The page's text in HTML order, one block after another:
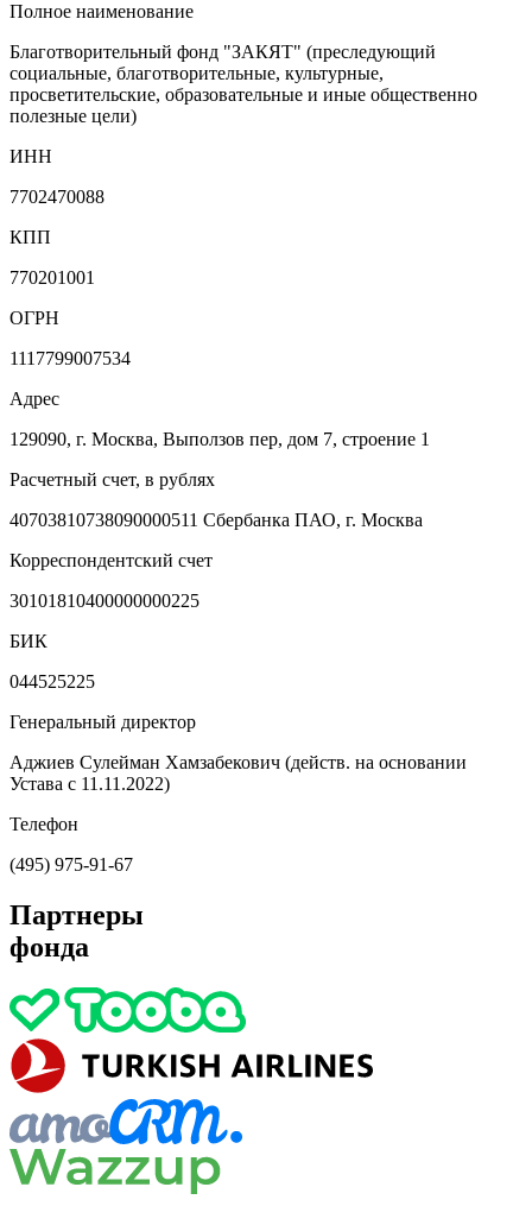
Полное наименование
Благотворительный фонд "ЗАКЯТ" (преследующий
социальные, благотворительные, культурные,
просветительские, образовательные и иные общественно
полезные цели)
ИНН
7702470088
КПП
770201001
ОГРН
1117799007534
Адрес
129090, г. Москва, Выползов пер, дом 7, строение 1
Расчетный счет, в рублях
40703810738090000511 Сбербанка ПАО, г. Москва
Корреспондентский счет
30101810400000000225
БИК
044525225
Генеральный директор
Аджиев Сулейман Хамзабекович (действ. на основании
Устава с 11.11.2022)
Телефон
(495) 975-91-67
Партнеры
фонда